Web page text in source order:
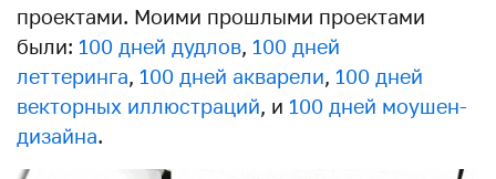
проектами. Моими прошлыми проектами
были: 100 дней дудлов, 100 дней
леттеринга, 100 дней акварели, 100 дней
векторных иллюстраций, и 100 дней моушен-
дизайна.